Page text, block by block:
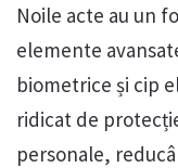
Noile acte au un
elemente
biometrice și cip
ridicat de
personale,